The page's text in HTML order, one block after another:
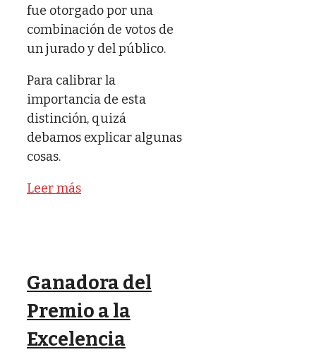
fue otorgado por una
combinación de votos de
un jurado y del público.
Para calibrar la
importancia de esta
distinción, quizá
debamos explicar algunas
cosas.
Leer más
Ganadora del
Premio a la
Excelencia